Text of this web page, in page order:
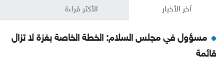
آخر الأخبار الأكثر قراءة
مسؤول في مجلس السلام: الخطة الخاصة بغزة لا تزال
قائمة